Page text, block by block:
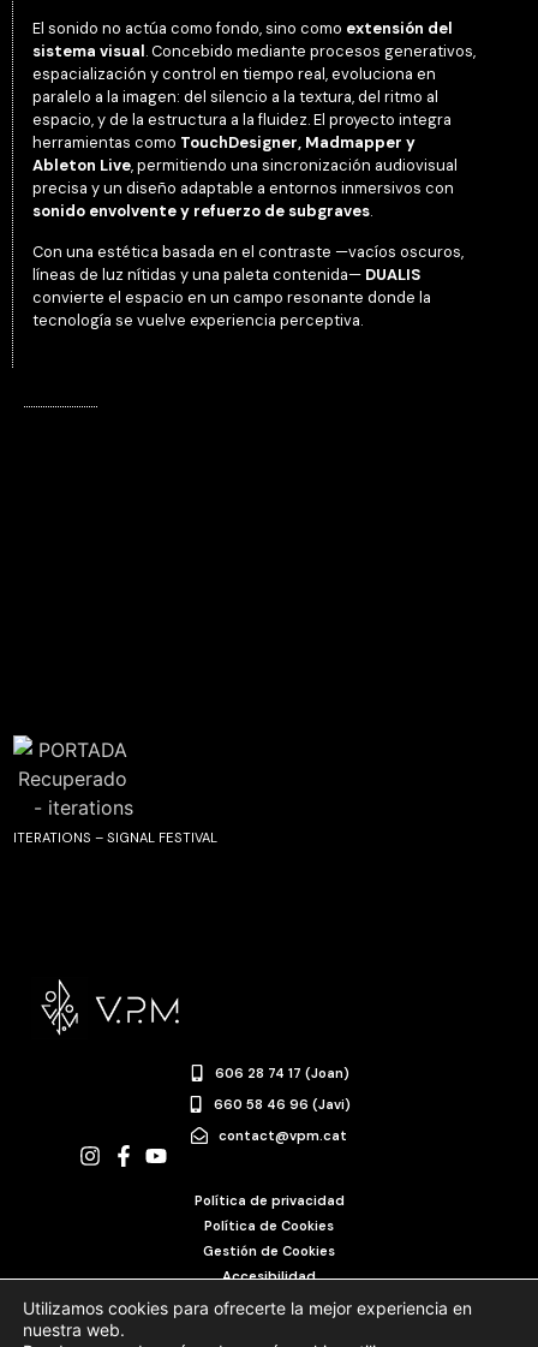
El sonido no actúa como fondo, sino como extensión del
sistema visual. Concebido mediante procesos generativos,
espacialización y control en tiempo real, evoluciona en
paralelo a la imagen: del silencio a la textura, del ritmo al
espacio, y de la estructura a la fluidez. El proyecto integra
herramientas como TouchDesigner, Madmapper y
Ableton Live, permitiendo una sincronización audiovisual
precisa y un diseño adaptable a entornos inmersivos con
sonido envolvente y refuerzo de subgraves.
Con una estética basada en el contraste —vacíos oscuros,
líneas de luz nítidas y una paleta contenida— DUALIS
convierte el espacio en un campo resonante donde la
tecnología se vuelve experiencia perceptiva.
ITERATIONS – SIGNAL FESTIVAL
606 28 74 17 (Joan)
660 58 46 96 (Javi)
contact@vpm.cat
Política de privacidad
Política de Cookies
Gestión de Cookies
Accesibilidad
Utilizamos cookies para ofrecerte la mejor experiencia en
nuestra web.